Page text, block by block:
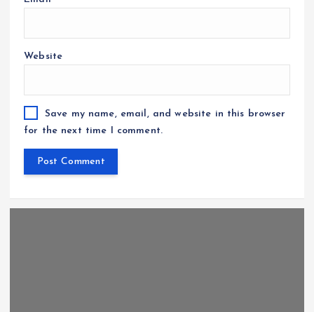
Website
Save my name, email, and website in this browser
for the next time I comment.